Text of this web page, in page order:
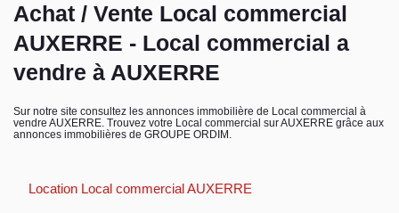
Vendre
Immobilier pro
Faire gérer
Syndic
Achat / Vente Local commercial
AUXERRE - Local commercial a
vendre à AUXERRE
Sur notre site consultez les annonces immobilière de Local commercial à
vendre AUXERRE. Trouvez votre Local commercial sur AUXERRE grâce aux
annonces immobilières de GROUPE ORDIM.
Location Local commercial AUXERRE